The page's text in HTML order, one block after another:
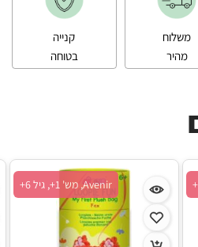
משלוח
מהיר
קנייה
בטוחה
Avenir, מש' 1+, גיל 6+